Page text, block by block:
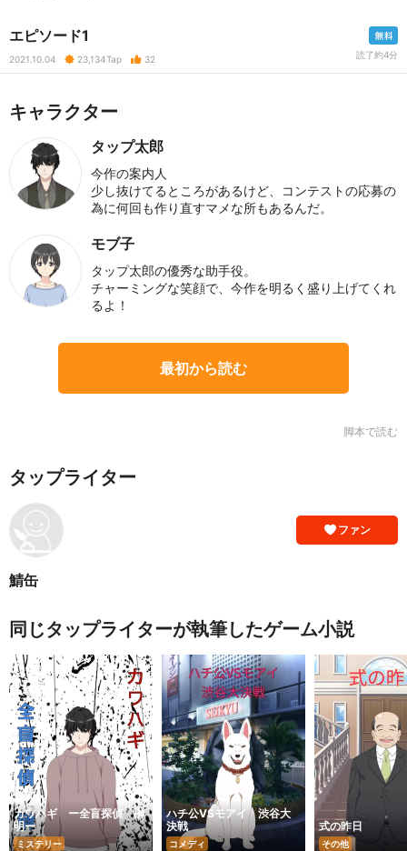
エピソード1
2021.10.04 23,134Tap 32 読了約4分
キャラクター
タップ太郎
今作の案内人
少し抜けてるところがあるけど、コンテストの応募の
為に何回も作り直すマメな所もあるんだ。
モブ子
タップ太郎の優秀な助手役。
チャーミングな笑顔で、今作を明るく盛り上げてくれ
るよ！
最初から読む
脚本で読む
タップライター
ファン
鯖缶
同じタップライターが執筆したゲーム小説
カワハギ ー全盲探偵 榊
明ー
ミステリー
ハチ公VSモアイ 渋谷大
決戦
コメディ
式の昨日
その他